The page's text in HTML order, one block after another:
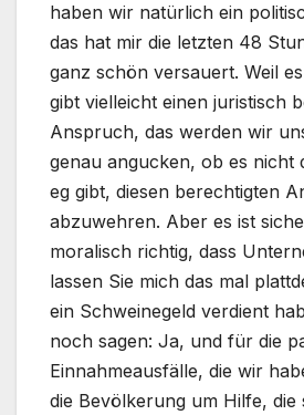
haben wir natürlich ein
das hat mir die letzten 48
ganz schön versauert. Weil
gibt vielleicht einen juristisch
Anspruch, das werden wir
genau angucken, ob es nicht
eg gibt, diesen berechtigten
abzuwehren. Aber es ist
moralisch richtig, dass
lassen Sie mich das mal
ein Schweinegeld verdient
noch sagen: Ja, und für die
Einnahmeausfälle, die wir
die Bevölkerung um Hilfe,